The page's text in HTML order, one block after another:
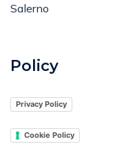
Salerno
Policy
Privacy Policy
Cookie Policy